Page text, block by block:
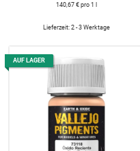
140,67 € pro 1 l
Lieferzeit: 2 - 3 Werktage
AUF LAGER